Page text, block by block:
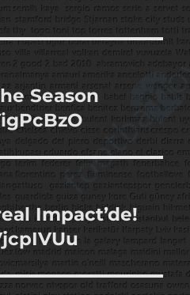
Season
Impact’de!